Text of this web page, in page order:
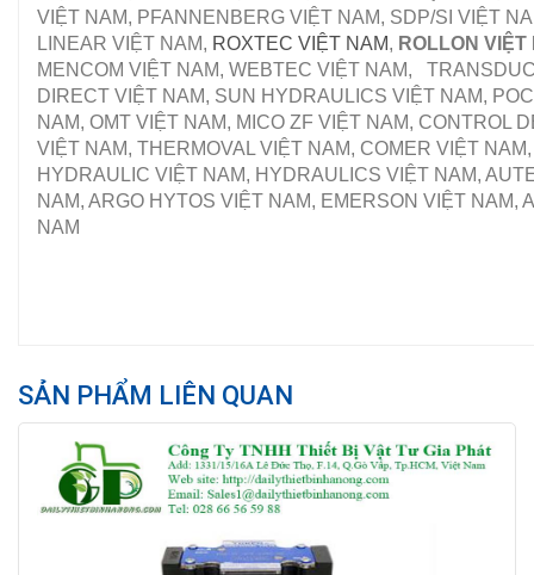
VIỆT NAM, PFANNENBERG VIỆT NAM, SDP/SI VIỆT
LINEAR VIỆT NAM, ROXTEC VIỆT NAM, ROLLON VIỆT
MENCOM VIỆT NAM, WEBTEC VIỆT NAM,
DIRECT VIỆT NAM, SUN HYDRAULICS VIỆT NAM,
NAM, OMT VIỆT NAM, MICO ZF VIỆT NAM, CONTROL
VIỆT NAM, THERMOVAL VIỆT NAM, COMER VIỆT
HYDRAULIC VIỆT NAM, HYDRAULICS VIỆT NAM,
NAM, ARGO HYTOS VIỆT NAM, EMERSON VIỆT NAM,
NAM
SẢN PHẨM LIÊN QUAN